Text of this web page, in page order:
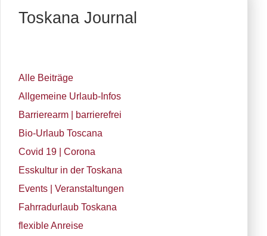
Toskana Journal
Alle Beiträge
Allgemeine Urlaub-Infos
Barrierearm | barrierefrei
Bio-Urlaub Toscana
Covid 19 | Corona
Esskultur in der Toskana
Events | Veranstaltungen
Fahrradurlaub Toskana
flexible Anreise